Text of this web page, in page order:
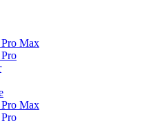
Max
Max